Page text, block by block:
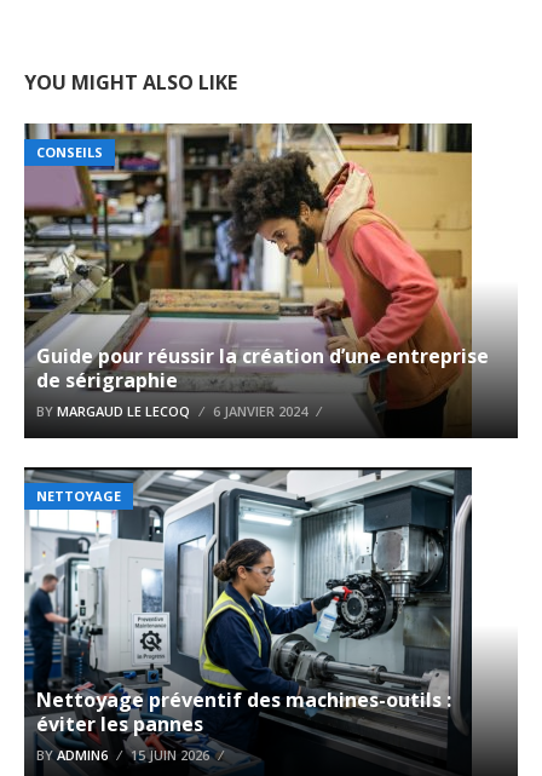
YOU MIGHT ALSO LIKE
CONSEILS
Guide pour réussir la création d’une entreprise
de sérigraphie
BY MARGAUD LE LECOQ 6 JANVIER 2024
NETTOYAGE
Nettoyage préventif des machines-outils :
éviter les pannes
BYADMIN6 15 JUIN 2026